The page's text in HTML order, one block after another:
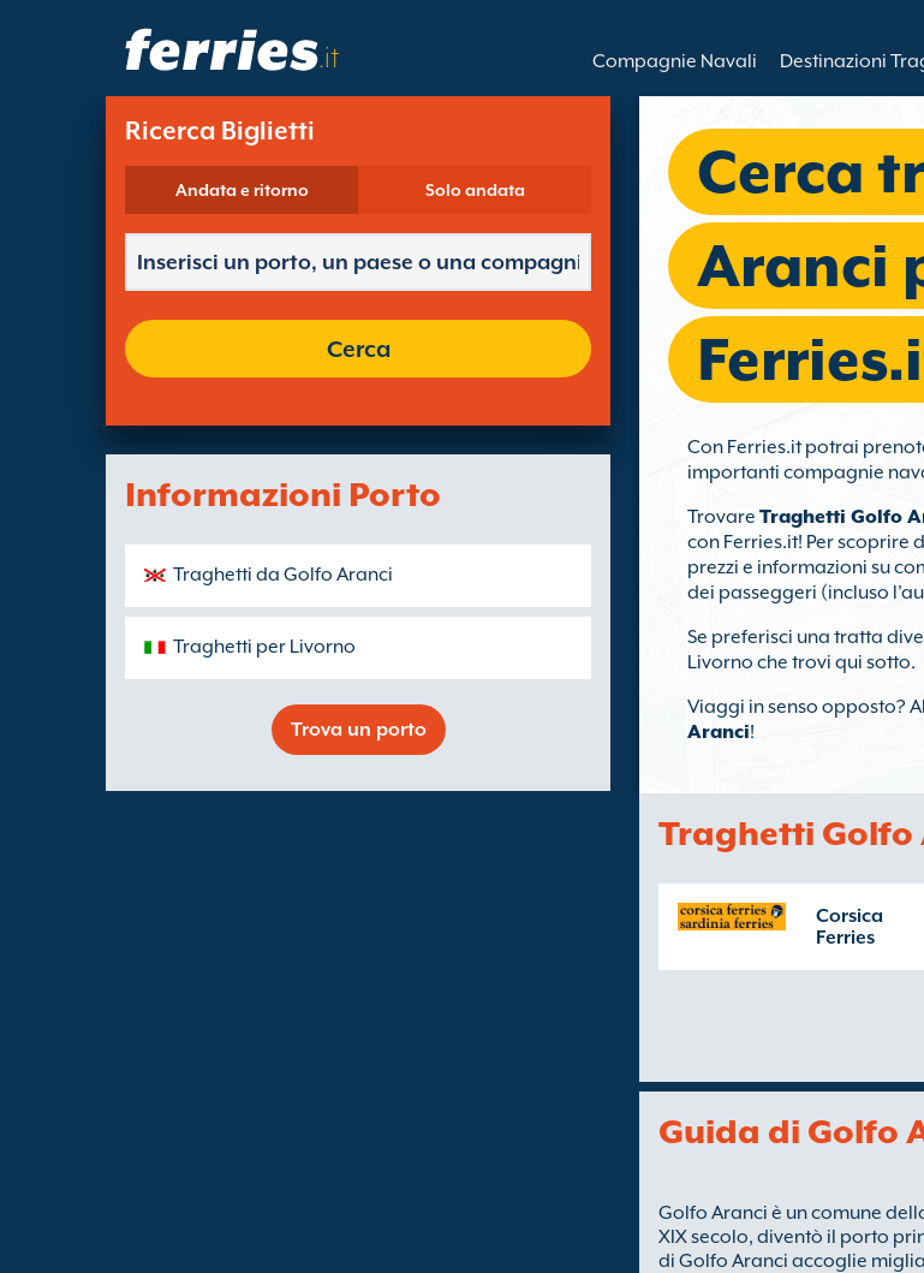
.it Compagnie Navali Destinazioni
Ricerca Biglietti
Andata e ritorno Solo andata
Cerca
Informazioni Porto
Traghetti da Golfo Aranci
Traghetti per Livorno
Trova un porto
Cerca
Aranci
Con Ferries.it potrai
importanti compagnie
Trovare Traghetti Golfo
con Ferries.it! Per scoprire
prezzi e informazioni su
dei passeggeri (incluso
Se preferisci una tratta
Livorno che trovi qui sotto.
Viaggi in senso opposto?
Aranci!
Traghetti Golfo
Corsica
Ferries
Guida di Golfo
Golfo Aranci è un comune
XIX secolo, diventò il porto
di Golfo Aranci accoglie